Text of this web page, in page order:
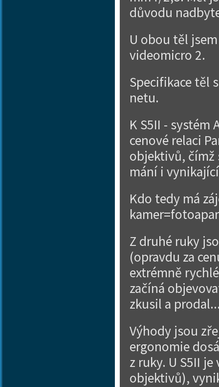
důvodu
U obou těl
videomicro 2.
Specifikace těl
netu.
K S5II - systém
cenové relaci
objektivů, čímž
mání i
Kdo tedy má
Z druhé ruky
(opravdu za
extrémně
začíná
zkusil a
Výhody jsou
ergonomie
z ruky. U S5II
objektivů),